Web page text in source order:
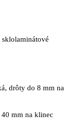
drôty do 8 mm na
mm na klinec